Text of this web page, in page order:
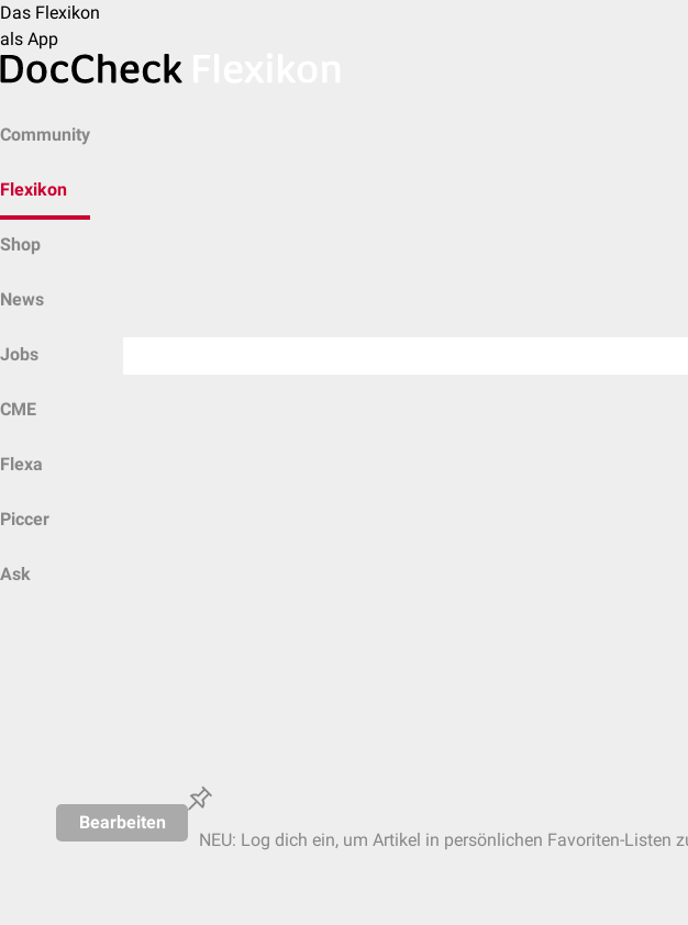
Das Flexikon
als App
Community
Flexikon
Shop
News
Jobs
CME
Flexa
Piccer
Ask
Bearbeiten
NEU: Log dich ein, um Artikel in persönlichen Favoriten-Listen